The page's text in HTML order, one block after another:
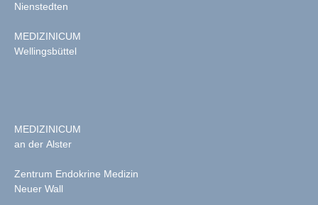
Nienstedten
MEDIZINICUM
Wellingsbüttel
MEDIZINICUM
an der Alster
Zentrum Endokrine Medizin
Neuer Wall